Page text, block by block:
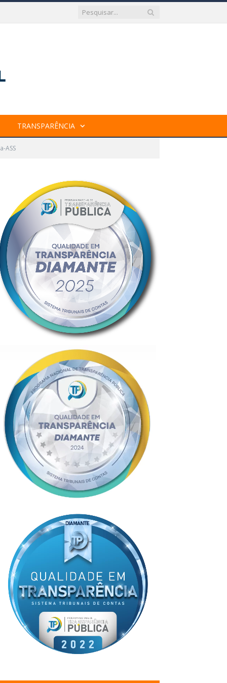
TRANSPARÊNCIA
ASS